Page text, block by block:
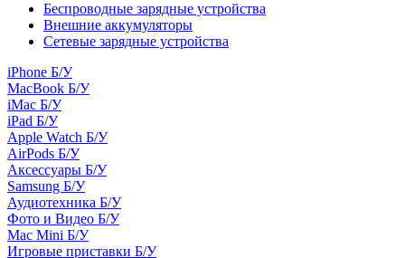
Беспроводные зарядные устройства
Внешние аккумуляторы
Сетевые зарядные устройства
iPhone Б/У
MacBook Б/У
iMac Б/У
iPad Б/У
Apple Watch Б/У
AirPods Б/У
Аксессуары Б/У
Samsung Б/У
Аудиотехника Б/У
Фото и Видео Б/У
Mac Mini Б/У
Игровые приставки Б/У